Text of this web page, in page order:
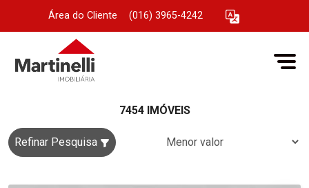
Área do Cliente (016) 3965-4242
7454 IMÓVEIS
Refinar Pesquisa